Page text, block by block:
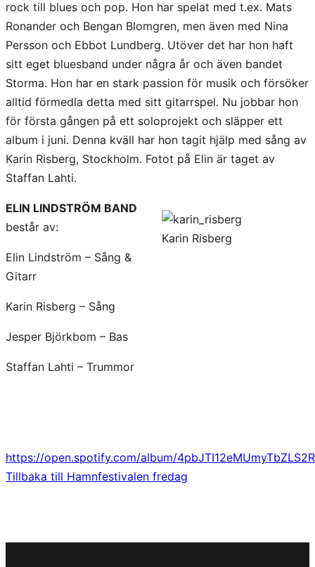
rock till blues och pop. Hon har spelat med t.ex. Mats
Ronander och Bengan Blomgren, men även med Nina
Persson och Ebbot Lundberg. Utöver det har hon haft
sitt eget bluesband under några år och även bandet
Storma. Hon har en stark passion för musik och försöker
alltid förmedla detta med sitt gitarrspel. Nu jobbar hon
för första gången på ett soloprojekt och släpper ett
album i juni. Denna kväll har hon tagit hjälp med sång av
Karin Risberg, Stockholm. Fotot på Elin är taget av
Staffan Lahti.
Karin Risberg
ELIN LINDSTRÖM BAND
består av:
Elin Lindström – Sång &
Gitarr
Karin Risberg – Sång
Jesper Björkbom – Bas
Staffan Lahti – Trummor
https://open.spotify.com/album/
Tillbaka till Hamnfestivalen fredag